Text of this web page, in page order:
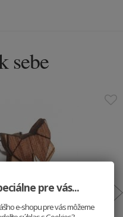
sebe
pre vás...
e-shopu pre vás môžeme